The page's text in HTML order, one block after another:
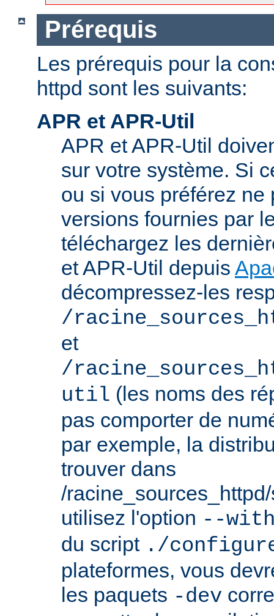
Prérequis
Les prérequis pour la
httpd sont les suivants:
APR et APR-Util
APR et APR-Util
sur votre système. Si
ou si vous préférez ne
versions fournies par
téléchargez les
et APR-Util depuis
décompressez-les
/
et
/
util (les noms des
pas comporter de
par exemple, la
trouver dans
/
utilisez l'option --
du script ./
plateformes, vous
les paquets -dev